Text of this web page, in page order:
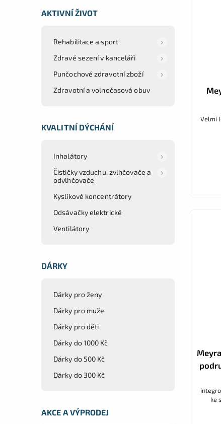
AKTIVNÍ ŽIVOT
Rehabilitace a sport
Zdravé sezení v kanceláři
Punčochové zdravotní zboží
Zdravotní a volnočasová obuv
KVALITNÍ DÝCHÁNÍ
Inhalátory
Čističky vzduchu, zvlhčovače a
odvlhčovače
Kyslíkové koncentrátory
Odsávačky elektrické
Ventilátory
DÁRKY
Dárky pro ženy
Dárky pro muže
Dárky pro děti
Dárky do 1000 Kč
Dárky do 500 Kč
Dárky do 300 Kč
AKCE A VÝPRODEJ
Velmi
ke